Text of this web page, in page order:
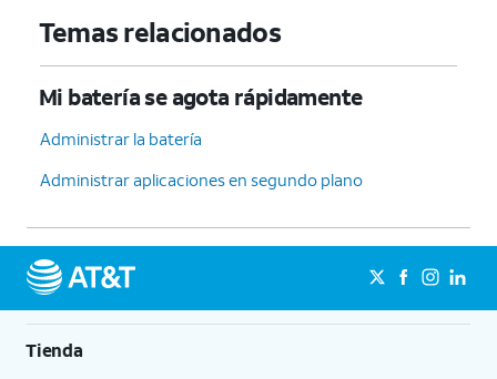
Temas relacionados
Mi batería se agota rápidamente
Administrar la batería
Administrar aplicaciones en segundo plano
Tienda